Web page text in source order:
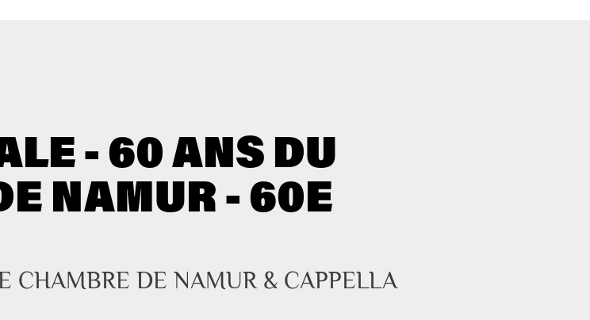
- 60 ANS DU
NAMUR - 60E
CHAMBRE DE NAMUR & CAPPELLA